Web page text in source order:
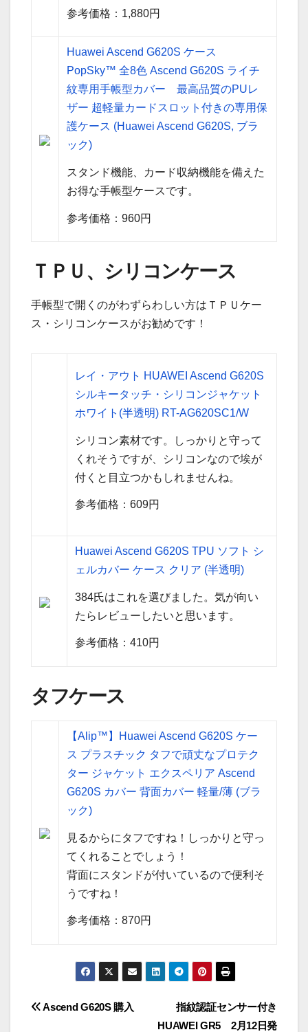
参考価格：1,880円
Huawei Ascend G620S ケース
PopSky™ 全8色 Ascend G620S ライチ
紋専用手帳型カバー 最高品質のPUレ
ザー 超軽量カードスロット付きの専用保
護ケース (Huawei Ascend G620S, ブラ
ック)
スタンド機能、カード収納機能を備えた
お得な手帳型ケースです。
参考価格：960円
ＴＰＵ、シリコンケース
手帳型で開くのがわずらわしい方はＴＰＵケー
ス・シリコンケースがお勧めです！
レイ・アウト HUAWEI Ascend G620S
シルキータッチ・シリコンジャケット
ホワイト(半透明) RT-AG620SC1/W
シリコン素材です。しっかりと守って
くれそうですが、シリコンなので埃が
付くと目立つかもしれませんね。
参考価格：609円
Huawei Ascend G620S TPU ソフト シ
ェルカバー ケース クリア (半透明)
384氏はこれを選びました。気が向い
たらレビューしたいと思います。
参考価格：410円
タフケース
【Alip™】Huawei Ascend G620S ケー
ス プラスチック タフで頑丈なプロテク
ター ジャケット エクスペリア Ascend
G620S カバー 背面カバー 軽量/薄 (ブラ
ック)
見るからにタフですね！しっかりと守っ
てくれることでしょう！
背面にスタンドが付いているので便利そ
うですね！
参考価格：870円
投
指紋認証センサー付き
HUAWEI GR5 2月12日発
Ascend G620S 購入